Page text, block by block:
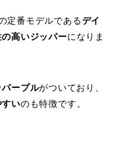
定番モデルであるデイ
高いジッパーになりま
パープルがついており、
すいのも特徴です。